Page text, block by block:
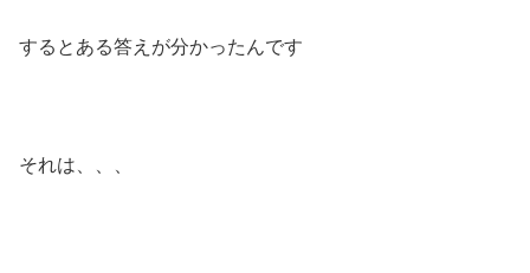
するとある答えが分かったんです
それは、、、